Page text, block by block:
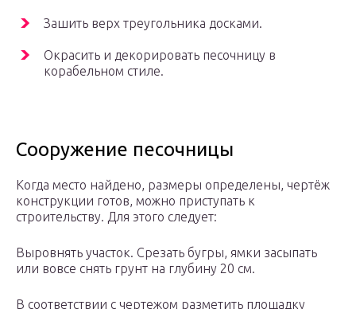
Зашить верх треугольника досками.
Окрасить и декорировать песочницу в
корабельном стиле.
Сооружение песочницы
Когда место найдено, размеры определены, чертёж
конструкции готов, можно приступать к
строительству. Для этого следует:
Выровнять участок. Срезать бугры, ямки засыпать
или вовсе снять грунт на глубину 20 см.
В соответствии с чертежом разметить площадку